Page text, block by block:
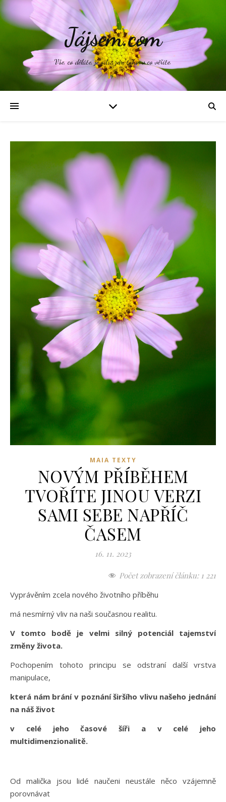
Jájsem.com
Vše, co děláte, je odrazem toho, v co věříte.
MAIA TEXTY
NOVÝM PŘÍBĚHEM
TVOŘÍTE JINOU VERZI
SAMI SEBE NAPŘÍČ
ČASEM
16. 11. 2023
Počet zobrazení článku: 1 221
Vyprávěním zcela nového životního příběhu
má nesmírný vliv na naši současnou realitu.
V tomto bodě je velmi silný potenciál tajemství
změny života.
Pochopením tohoto principu se odstraní další vrstva
manipulace,
která nám brání v poznání širšího vlivu našeho jednání
na náš život
v celé jeho časové šíři a v celé jeho
multidimenzionalitě.
Od malička jsou lidé naučeni neustále něco vzájemně
porovnávat